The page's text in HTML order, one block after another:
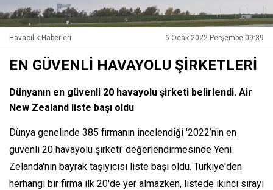
Havacılık Haberleri 6 Ocak 2022 Perşembe 09:39
EN GÜVENLİ HAVAYOLU ŞİRKETLERİ
Dünyanın en güvenli 20 havayolu şirketi belirlendi. Air
New Zealand liste başı oldu
Dünya genelinde 385 firmanın incelendiği '2022’nin en
güvenli 20 havayolu şirketi' değerlendirmesinde Yeni
Zelanda'nın bayrak taşıyıcısı liste başı oldu. Türkiye'den
herhangi bir firma ilk 20'de yer almazken, listede ikinci sırayı